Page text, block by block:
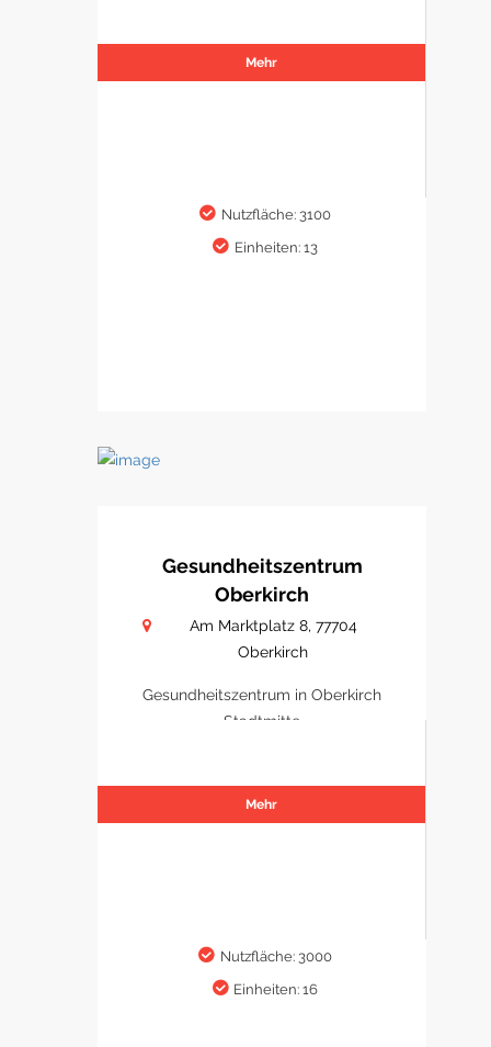
Mehr
Nutzfläche: 3100
Einheiten: 13
Gesundheitszentrum
Oberkirch
Am Marktplatz 8, 77704
Oberkirch
Gesundheitszentrum in Oberkirch
Stadtmitte
Mehr
Nutzfläche: 3000
Einheiten: 16